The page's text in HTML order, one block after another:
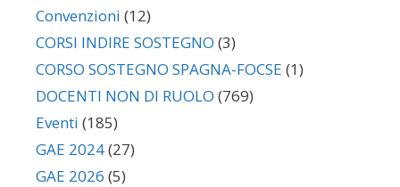
Convenzioni (12)
CORSI INDIRE SOSTEGNO (3)
CORSO SOSTEGNO SPAGNA-FOCSE (1)
DOCENTI NON DI RUOLO (769)
Eventi (185)
GAE 2024(27)
GAE 2026 (5)